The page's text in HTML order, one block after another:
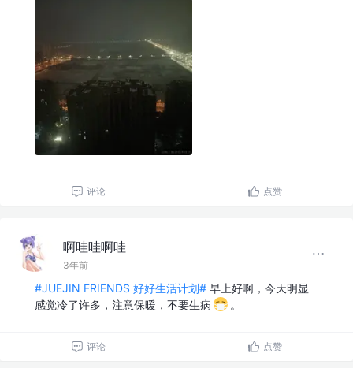
评论 点赞
啊哇哇啊哇
3年前
#JUEJIN FRIENDS 好好生活计划# 早上好啊，今天明显
感觉冷了许多，注意保暖，不要生病
。
评论 点赞